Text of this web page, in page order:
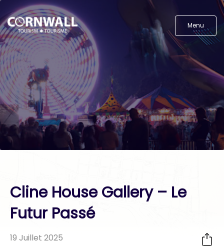
Menu
Cline House Gallery – Le
Futur Passé
19 Juillet 2025